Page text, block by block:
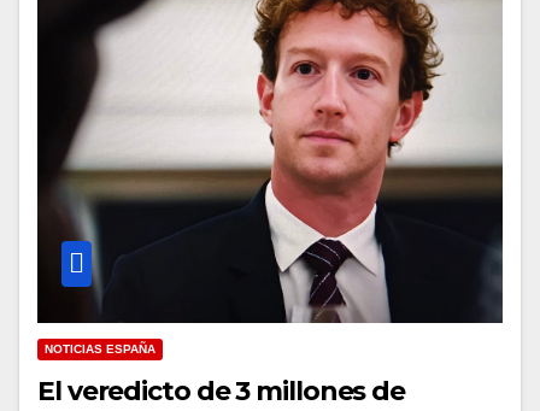
NOTICIAS ESPAÑA
El veredicto de 3 millones de